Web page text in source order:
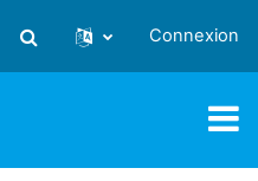
Activer/désactiver la saisie
Connexion